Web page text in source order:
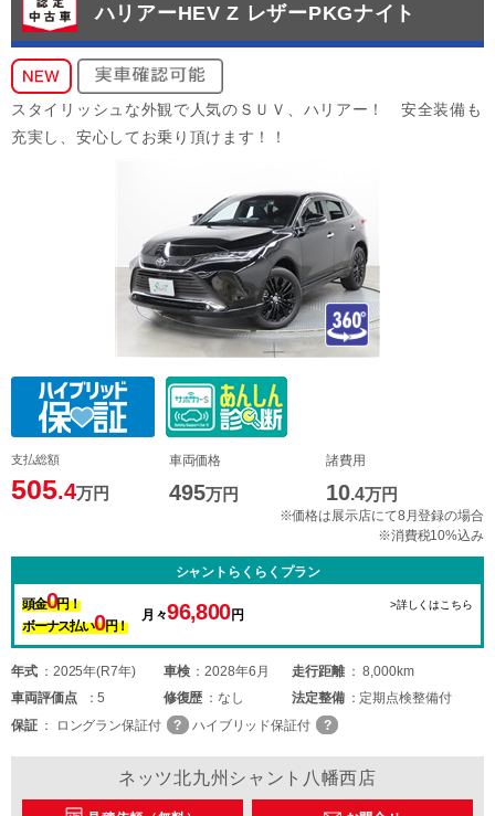
ハリアーHEV Z レザーPKGナイト
スタイリッシュな外観で人気のＳＵＶ、ハリアー！ 安全装備も
充実し、安心してお乗り頂けます！！
支払総額
505.4万円
車両価格
495万円
諸費用
10.4万円
※価格は展示店にて8月登録の場合
※消費税10%込み
シャントらくらくプラン
頭金0円！
ボーナス払い0円！
月々96,800円
>詳しくはこちら
年式 2025年(R7年) 車検 2028年6月 走行距離
8,000km
車両評価点 5 修復歴 なし 法定整備
定期点検整備付
保証
ロングラン保証付 ハイブリッド保証付
ネッツ北九州シャント八幡西店